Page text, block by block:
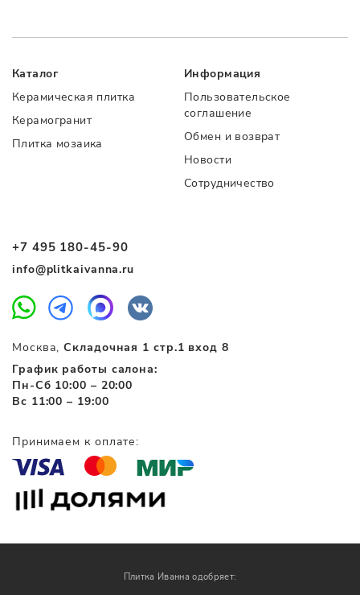
+7 495 180-45-90
info@plitkaivanna.ru
Москва,Складочная 1 стр.1 вход 8
График работы салона:
Пн-Сб 10:00 – 20:00
Вс 11:00 – 19:00
Каталог
Керамическая плитка
Керамогранит
Плитка мозаика
Информация
Пользовательское
соглашение
Обмен и возврат
Новости
Сотрудничество
Принимаем к оплате:
Плитка Иванна одобряет: